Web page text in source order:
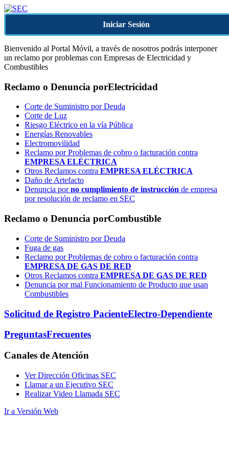
Iniciar Sesión
Bienvenido al Portal Móvil, a través de nosotros podrás interponer
un reclamo por problemas con Empresas de Electricidad y
Combustibles
Reclamo o Denuncia porElectricidad
Corte de Suministro por Deuda
Corte de Luz
Riesgo Eléctrico en la vía Pública
Energías Renovables
Electromovilidad
Reclamo por Problemas de cobro o facturación contra
EMPRESA ELÉCTRICA
Otros Reclamos contra EMPRESA ELÉCTRICA
Daño de Artefacto
Denuncia porno cumplimiento de instrucción de empresa
por resolución de reclamo en SEC
Reclamo o Denuncia porCombustible
Corte de Suministro por Deuda
Fuga de gas
Reclamo por Problemas de cobro o facturación contra
EMPRESA DE GAS DE RED
Otros Reclamos contra EMPRESA DE GAS DE RED
Denuncia por mal Funcionamiento de Producto que usan
Combustibles
Solicitud de Registro PacienteElectro-Dependiente
PreguntasFrecuentes
Canales de Atención
Ver Dirección Oficinas SEC
Llamar a un Ejecutivo SEC
Realizar Video Llamada SEC
Ir a Versión Web